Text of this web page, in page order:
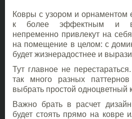
Ковры с узором и орнаментом
к более эффектным и
непременно привлекут на
на помещение в целом: с
будет жизнерадостнее и
Тут главное не
так много разных
выбрать простой одноцветный
Важно брать в расчет
будет стоять прямо на ковре